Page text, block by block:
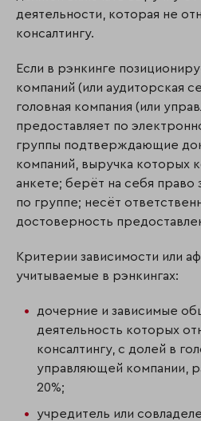
деятельности, которая не
консалтингу.
Если в рэнкинге
компаний (или аудиторская
головная компания (или
предоставляет по
группы подтверждающие
компаний, выручка которых
анкете; берёт на себя право
по группе; несёт
достоверность
Критерии зависимости или
учитываемые в рэнкингах:
дочерние и зависимые
деятельность которых
консалтингу, с долей в
управляющей компании,
20%;
учредитель или